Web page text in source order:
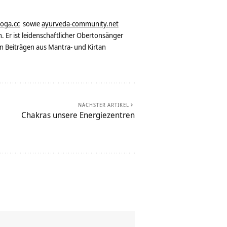
sowieayurveda-community.net
Er ist leidenschaftlicher Obertonsänger
Beiträgen aus Mantra- und Kirtan
NÄCHSTER ARTIKEL
Chakras unsere Energiezentren